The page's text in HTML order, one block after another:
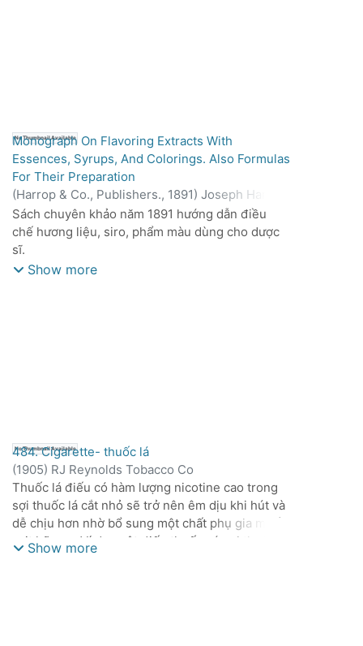
No Thumbnail Available
Monograph On Flavoring Extracts With
Essences, Syrups, And Colorings. Also Formulas
For Their Preparation
(Harrop & Co., Publishers., 1891) Joseph Harrop,
Ph. G.
Sách chuyên khảo năm 1891 hướng dẫn điều
chế hương liệu, siro, phẩm màu dùng cho dược
sĩ.
Show more
No Thumbnail Available
484. Cigarette- thuốc lá
(1905) RJ Reynolds Tobacco Co
Thuốc lá điếu có hàm lượng nicotine cao trong
sợi thuốc lá cắt nhỏ sẽ trở nên êm dịu khi hút và
dễ chịu hơn nhờ bổ sung một chất phụ gia muối
axit hữu cơ. Ví dụ, một điếu thuốc có sợi thuốc lá
cắt với hàm lượng nicotine trong hỗn hợp lớn
Show more